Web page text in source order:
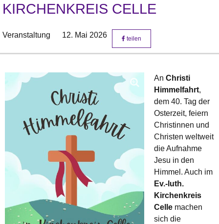
KIRCHENKREIS CELLE
Veranstaltung 12. Mai 2026 teilen
AnChristi
Himmelfahrt,
dem 40. Tag der
Osterzeit, feiern
Christinnen und
Christen weltweit
die Aufnahme
Jesu in den
Himmel. Auch im
Ev.-luth.
Kirchenkreis
Celle machen
sich die